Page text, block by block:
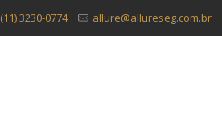
(11) 3230-0774 allure@allureseg.com.br